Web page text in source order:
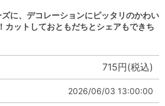
に、デコレーションにピッタリのかわい
カットしておともだちとシェアもできち
715円(税込)
2026/06/03 13:00:00